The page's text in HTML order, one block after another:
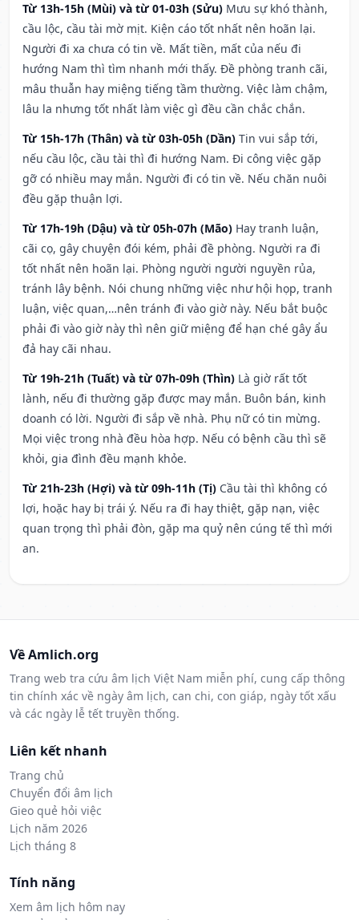
Từ 13h-15h (Mùi) và từ 01-03h (Sửu) Mưu sự khó thành,
cầu lộc, cầu tài mờ mịt. Kiện cáo tốt nhất nên hoãn lại.
Người đi xa chưa có tin về. Mất tiền, mất của nếu đi
hướng Nam thì tìm nhanh mới thấy. Đề phòng tranh cãi,
mâu thuẫn hay miệng tiếng tầm thường. Việc làm chậm,
lâu la nhưng tốt nhất làm việc gì đều cần chắc chắn.
Từ 15h-17h (Thân) và từ 03h-05h (Dần) Tin vui sắp tới,
nếu cầu lộc, cầu tài thì đi hướng Nam. Đi công việc gặp
gỡ có nhiều may mắn. Người đi có tin về. Nếu chăn nuôi
đều gặp thuận lợi.
Từ 17h-19h (Dậu) và từ 05h-07h (Mão) Hay tranh luận,
cãi cọ, gây chuyện đói kém, phải đề phòng. Người ra đi
tốt nhất nên hoãn lại. Phòng người người nguyền rủa,
tránh lây bệnh. Nói chung những việc như hội họp, tranh
luận, việc quan,…nên tránh đi vào giờ này. Nếu bắt buộc
phải đi vào giờ này thì nên giữ miệng để hạn ché gây ẩu
đả hay cãi nhau.
Từ 19h-21h (Tuất) và từ 07h-09h (Thìn) Là giờ rất tốt
lành, nếu đi thường gặp được may mắn. Buôn bán, kinh
doanh có lời. Người đi sắp về nhà. Phụ nữ có tin mừng.
Mọi việc trong nhà đều hòa hợp. Nếu có bệnh cầu thì sẽ
khỏi, gia đình đều mạnh khỏe.
Từ 21h-23h (Hợi) và từ 09h-11h (Tị) Cầu tài thì không có
lợi, hoặc hay bị trái ý. Nếu ra đi hay thiệt, gặp nạn, việc
quan trọng thì phải đòn, gặp ma quỷ nên cúng tế thì mới
an.
Về Amlich.org
Trang web tra cứu âm lịch Việt Nam miễn phí, cung cấp thông
tin chính xác về ngày âm lịch, can chi, con giáp, ngày tốt xấu
và các ngày lễ tết truyền thống.
Liên kết nhanh
Trang chủ
Chuyển đổi âm lịch
Gieo quẻ hỏi việc
Lịch năm 2026
Lịch tháng 8
Tính năng
Xem âm lịch hôm nay